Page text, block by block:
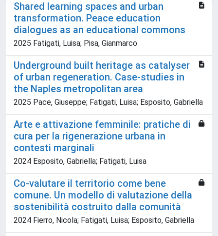
Shared learning spaces and urban
transformation. Peace education
dialogues as an educational commons
2025 Fatigati, Luisa; Pisa, Gianmarco
Underground built heritage as catalyser
of urban regeneration. Case-studies in
the Naples metropolitan area
2025 Pace, Giuseppe; Fatigati, Luisa; Esposito, Gabriella
Arte e attivazione femminile: pratiche di
cura per la rigenerazione urbana in
contesti marginali
2024 Esposito, Gabriella; Fatigati, Luisa
Co-valutare il territorio come bene
comune. Un modello di valutazione della
sostenibilità costruito dalla comunità
2024 Fierro, Nicola; Fatigati, Luisa; Esposito, Gabriella